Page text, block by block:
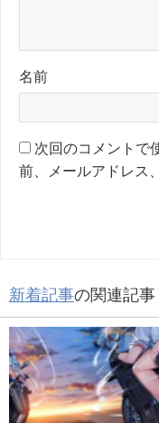
名前
次回のコメントで
前、メールアドレス
新着記事の関連記事